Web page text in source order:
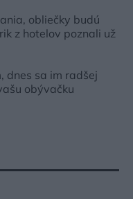
obliečky budú
z hotelov poznali už
dnes sa im radšej
obývačku